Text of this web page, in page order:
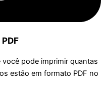
pode imprimir quantas
estão em formato PDF no